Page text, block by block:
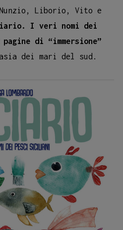
Liborio, Vito e
I veri nomi dei
di “immersione”
dei mari del sud.